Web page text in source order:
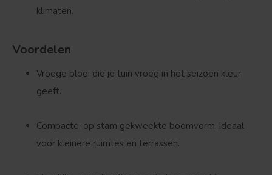
klimaten.
Voordelen
Vroege bloei die je tuin vroeg in het seizoen kleur
geeft.
Compacte, op stam gekweekte boomvorm, ideaal
voor kleinere ruimtes en terrassen.